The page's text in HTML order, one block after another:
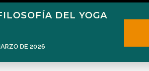
Narén Herrero
DEL YOGA
DE 2026